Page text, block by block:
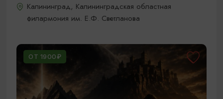
Калининград, Калининградская областная
филармония им. Е.Ф. Светланова
ОТ 1900₽